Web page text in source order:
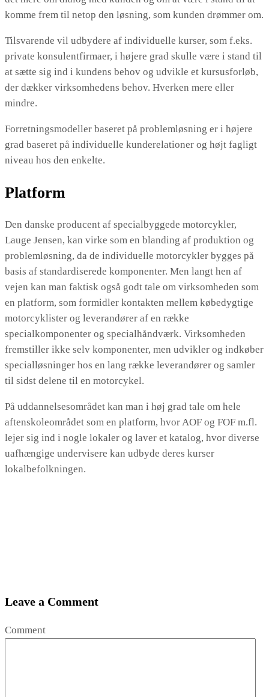
komme frem til netop den løsning, som kunden drømmer om.
Tilsvarende vil udbydere af individuelle kurser, som f.eks.
private konsulentfirmaer, i højere grad skulle være i stand til
at sætte sig ind i kundens behov og udvikle et kursusforløb,
der dækker virksomhedens behov. Hverken mere eller
mindre.
Forretningsmodeller baseret på problemløsning er i højere
grad baseret på individuelle kunderelationer og højt fagligt
niveau hos den enkelte.
Platform
Den danske producent af specialbyggede motorcykler,
Lauge Jensen, kan virke som en blanding af produktion og
problemløsning, da de individuelle motorcykler bygges på
basis af standardiserede komponenter. Men langt hen af
vejen kan man faktisk også godt tale om virksomheden som
en platform, som formidler kontakten mellem købedygtige
motorcyklister og leverandører af en række
specialkomponenter og specialhåndværk. Virksomheden
fremstiller ikke selv komponenter, men udvikler og indkøber
specialløsninger hos en lang række leverandører og samler
til sidst delene til en motorcykel.
På uddannelsesområdet kan man i høj grad tale om hele
aftenskoleområdet som en platform, hvor AOF og FOF m.fl.
lejer sig ind i nogle lokaler og laver et katalog, hvor diverse
uafhængige undervisere kan udbyde deres kurser
lokalbefolkningen.
Leave a Comment
Comment